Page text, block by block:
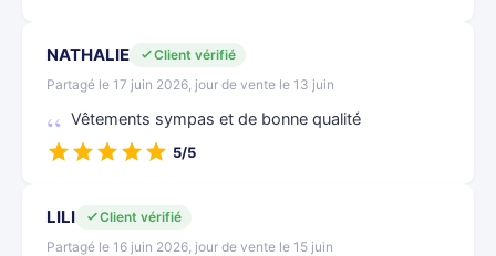
NATHALIE
Client vérifié
Partagé le 17 juin 2026, jour de vente le 13 juin
Vêtements sympas et de bonne qualité
5/5
LILI
Client vérifié
Partagé le 16 juin 2026, jour de vente le 15 juin